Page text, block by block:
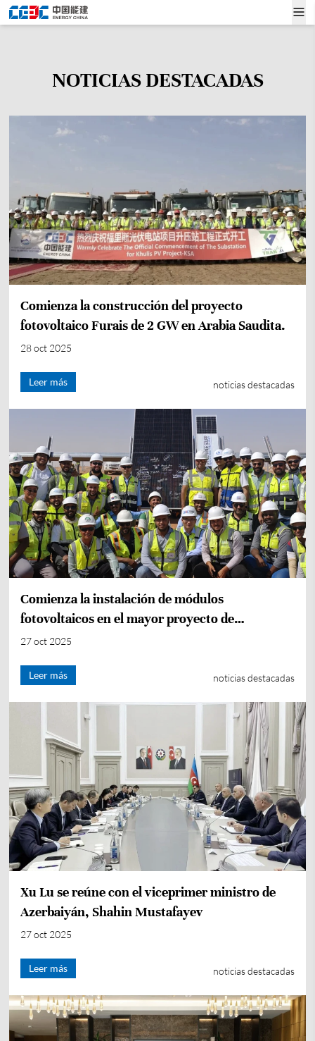
NOTICIAS DESTACADAS
Comienza la construcción del proyecto
fotovoltaico Furais de 2 GW en Arabia Saudita.
28 oct 2025
Leer más noticias destacadas
Comienza la instalación de módulos
fotovoltaicos en el mayor proyecto de
almacenamiento solar de África
27 oct 2025
Leer más noticias destacadas
Xu Lu se reúne con el viceprimer ministro de
Azerbaiyán, Shahin Mustafayev
27 oct 2025
Leer más noticias destacadas